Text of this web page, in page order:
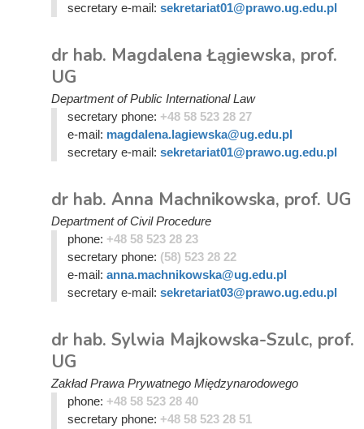
secretary e-mail: sekretariat01@prawo.ug.edu.pl
dr hab. Magdalena Łągiewska, prof.
UG
Department of Public International Law
secretary phone: +48 58 523 28 27
e-mail: magdalena.lagiewska@ug.edu.pl
secretary e-mail: sekretariat01@prawo.ug.edu.pl
dr hab. Anna Machnikowska, prof. UG
Department of Civil Procedure
phone: +48 58 523 28 23
secretary phone: (58) 523 28 22
e-mail: anna.machnikowska@ug.edu.pl
secretary e-mail: sekretariat03@prawo.ug.edu.pl
dr hab. Sylwia Majkowska-Szulc, prof.
UG
Zakład Prawa Prywatnego Międzynarodowego
phone: +48 58 523 28 40
secretary phone: +48 58 523 28 51